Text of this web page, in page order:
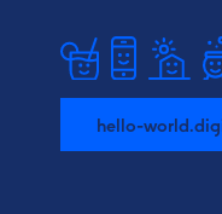
hello-